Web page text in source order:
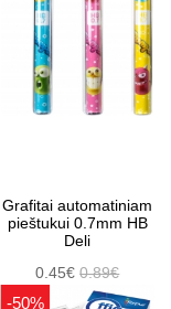
Grafitai automatiniam
pieštukui 0.7mm HB
Deli
0.45€0.89€
-50%